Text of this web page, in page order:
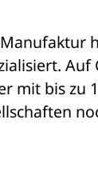
mit bis zu